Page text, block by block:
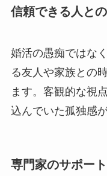
信頼できる人と
婚活の愚痴ではな
る友人や家族との
ます。客観的な視
込んでいた孤独感
専門家のサポー